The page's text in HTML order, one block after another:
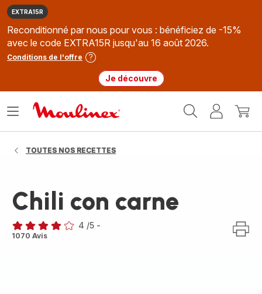
EXTRA15R
Reconditionné par nous pour vous : bénéficiez de -15%
avec le code EXTRA15R jusqu'au 16 août 2026.
Conditions de l'offre
Je découvre
MonMon
Ouvrir
TOUTES NOS RECETTES
Chili con carne
Avis
4 /5 -
1070 Avis